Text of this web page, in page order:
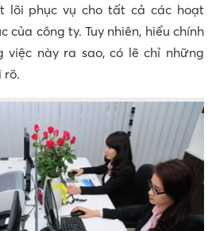
lõi phục vụ cho tất cả các hoạt
của công ty. Tuy nhiên, hiểu chính
việc này ra sao, có lẽ chỉ những
rõ.